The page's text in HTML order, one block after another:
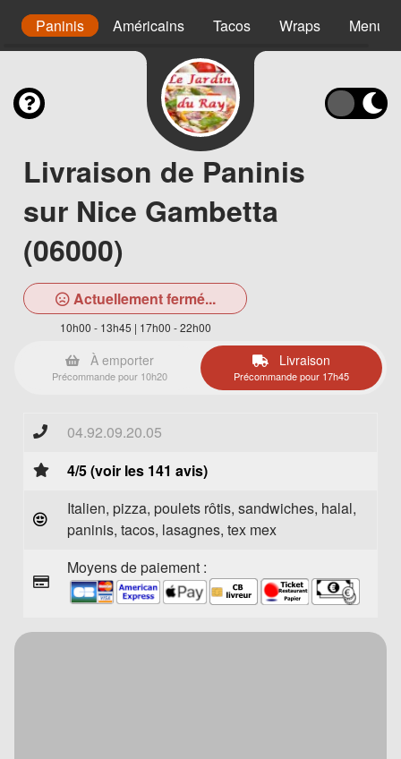
Paninis Américains Tacos Wraps Menu
Livraison de Paninis
sur Nice Gambetta
(06000)
Actuellement fermé...
10h00 - 13h45 | 17h00 - 22h00
À emporter
Précommande pour 10h20
Livraison
Précommande pour 17h45
04.92.09.20.05
4/5 (voir les 141 avis)
Italien, pizza, poulets rôtis, sandwiches, halal,
paninis, tacos, lasagnes, tex mex
Moyens de paiement :